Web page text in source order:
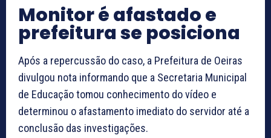
Monitor é afastado e
prefeitura se posiciona
Após a repercussão do caso, a Prefeitura de Oeiras
divulgou nota informando que a Secretaria Municipal
de Educação tomou conhecimento do vídeo e
determinou o afastamento imediato do servidor até a
conclusão das investigações.